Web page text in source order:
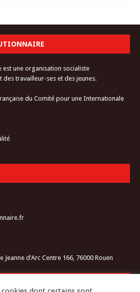
est une organisation socialiste
travailleur-ses et des jeunes.
du Comité pour une Internationale
Jeanne d’Arc Centre 166, 76000 Rouen